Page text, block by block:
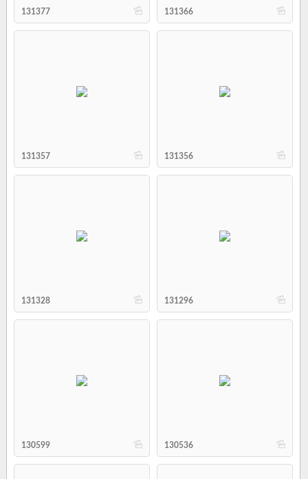
b
131377 b
131366
b
131357 b
131356
b
131328 b
131296
b
130599 b
130536